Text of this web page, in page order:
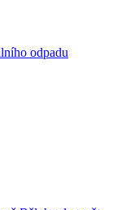
odpadu